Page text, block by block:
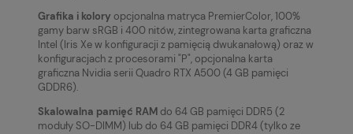
Grafika i kolory opcjonalna matryca PremierColor, 100%
gamy barw sRGB i 400 nitów, zintegrowana karta graficzna
Intel (Iris Xe w konfiguracji z pamięcią dwukanałową) oraz w
konfiguracjach z procesorami "P", opcjonalna karta
graficzna Nvidia serii Quadro RTX A500 (4 GB pamięci
GDDR6).
Skalowalna pamięć RAMdo 64 GB pamięci DDR5 (2
moduły SO-DIMM) lub do 64 GB pamięci DDR4 (tylko ze